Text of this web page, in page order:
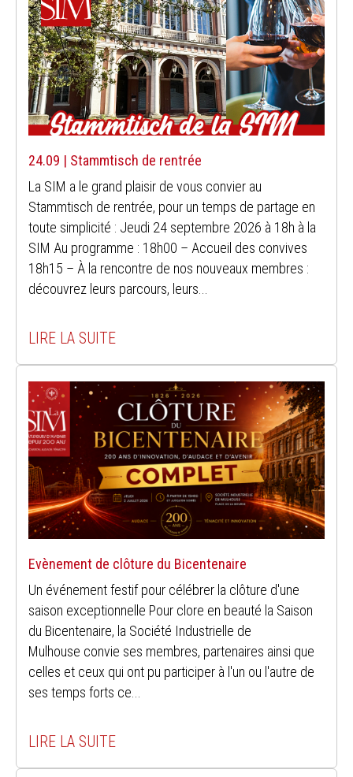
24.09 | Stammtisch de rentrée
La SIM a le grand plaisir de vous convier au
Stammtisch de rentrée, pour un temps de partage en
toute simplicité : Jeudi 24 septembre 2026 à 18h à la
SIM Au programme : 18h00 – Accueil des convives
18h15 – À la rencontre de nos nouveaux membres :
découvrez leurs parcours, leurs...
LIRE LA SUITE
Evènement de clôture du Bicentenaire
Un événement festif pour célébrer la clôture d'une
saison exceptionnelle Pour clore en beauté la Saison
du Bicentenaire, la Société Industrielle de
Mulhouse convie ses membres, partenaires ainsi que
celles et ceux qui ont pu participer à l'un ou l'autre de
ses temps forts ce...
LIRE LA SUITE